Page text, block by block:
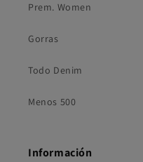
Prem. Women
Gorras
Todo Denim
Menos 500
Información